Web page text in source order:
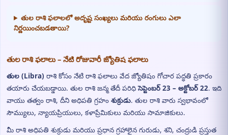
తుల రాశి ఫలాలలో అదృష్ట సంఖ్యలు మరియు రంగులు ఎలా
నిర్ణయించబడతాయి?
తుల రాశి ఫలాలు – నేటి రోజువారీ జ్యోతిష ఫలాలు
తుల (Libra) రాశి కోసం నేటి రాశి ఫలాలు వేద జ్యోతిషం గోచార పద్ధతి ప్రకారం
తయారు చేయబడ్డాయి. తుల రాశి జన్మ తేదీ పరిధిసెప్టెంబర్ 23 – అక్టోబర్ 22. ఇది
వాయు తత్వం రాశి, దీని అధిపతి గ్రహం శుక్రుడు. తుల రాశి వారు స్వభావంలో
సౌమ్యులు, న్యాయప్రియులు, కళాప్రేమికులు మరియు సామాజికులు.
మీ రాశి అధిపతి శుక్రుడు మరియు ప్రధాన గ్రహాలైన గురుడు, శని, చంద్రుడి ప్రస్తుత